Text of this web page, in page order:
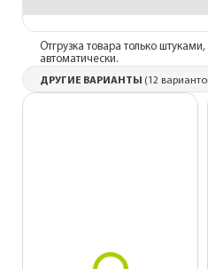
Отгрузка товара только
автоматически.
ДРУГИЕ ВАРИАНТЫ (12